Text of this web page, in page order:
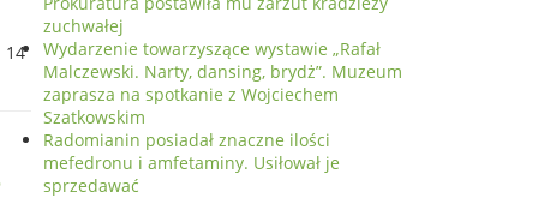
14
zuchwałej
Wydarzenie towarzyszące wystawie „Rafał
Malczewski. Narty, dansing, brydż”. Muzeum
zaprasza na spotkanie z Wojciechem
Szatkowskim
Radomianin posiadał znaczne ilości
mefedronu i amfetaminy. Usiłował je
sprzedawać